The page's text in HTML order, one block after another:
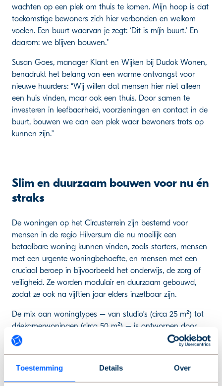
Toestemming Details Over
wachten op een plek om thuis te komen. Mijn hoop is dat
toekomstige bewoners zich hier verbonden en welkom
voelen. Een buurt waarvan je zegt: ‘Dit is míjn buurt.’ En
daarom: we blijven bouwen."
Susan Goes, manager Klant en Wijken bij Dudok Wonen,
benadrukt het belang van een warme ontvangst voor
nieuwe huurders: “Wij willen dat mensen hier niet alleen
een huis vinden, maar ook een thuis. Door samen te
investeren in leefbaarheid, voorzieningen en contact in de
buurt, bouwen we aan een plek waar bewoners trots op
kunnen zijn.”
Slim en duurzaam bouwen voor nu én
straks
De woningen op het Circusterrein zijn bestemd voor
mensen in de regio Hilversum die nu moeilijk een
betaalbare woning kunnen vinden, zoals starters, mensen
met een urgente woningbehoefte, en mensen met een
cruciaal beroep in bijvoorbeeld het onderwijs, de zorg of
veiligheid. Ze worden modulair en duurzaam gebouwd,
zodat ze ook na vijftien jaar elders inzetbaar zijn.
De mix aan woningtypes – van studio’s (circa 25 m²) tot
driekamerwoningen (circa 50 m²) – is ontworpen door
Architectenbureau Studio Selva. Daiwa House Modular
Europe, dat gespecialiseerd is in modulaire bouw, zorgt
woningen van hoge kwaliteit.